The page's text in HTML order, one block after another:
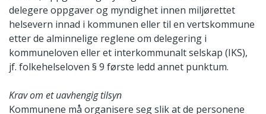
delegere oppgaver og myndighet innen miljørettet
helsevern innad i kommunen eller til en vertskommune
etter de alminnelige reglene om delegering i
kommuneloven eller et interkommunalt selskap (IKS),
jf. folkehelseloven § 9 første ledd annet punktum.
Krav om et uavhengig tilsyn
Kommunene må organisere seg slik at de personene